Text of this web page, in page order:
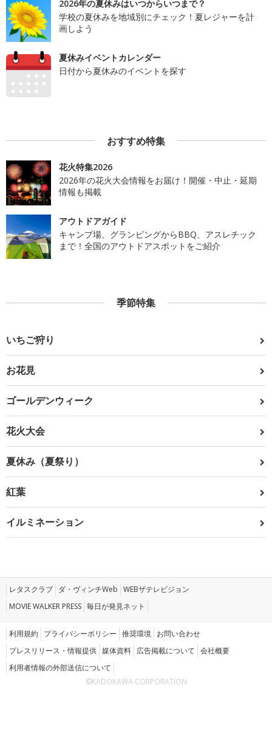
2026年の夏休みはいつからいつまで？
学校の夏休みを地域別にチェック！夏レジャーを計
画しよう
夏休みイベントカレンダー
日付から夏休みのイベントを探す
おすすめ特集
花火特集2026
2026年の花火大会情報をお届け！開催・中止・延期
情報も掲載
アウトドアガイド
キャンプ場、グランピングからBBQ、アスレチック
まで！全国のアウトドアスポットをご紹介
季節特集
いちご狩り
お花見
ゴールデンウィーク
花火大会
夏休み（夏祭り）
紅葉
イルミネーション
レタスクラブ ダ・ヴィンチWeb WEBザテレビジョン
MOVIE WALKER PRESS 毎日が発見ネット
利用規約 プライバシーポリシー 推奨環境 お問い合わせ
プレスリリース・情報提供 媒体資料 広告掲載について 会社概要
利用者情報の外部送信について
©KADOKAWA CORPORATION